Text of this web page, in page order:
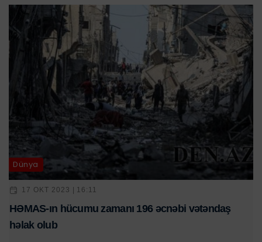
Dünya
17 OKT 2023 | 16:11
HƏMAS-ın hücumu zamanı 196 əcnəbi vətəndaş
həlak olub